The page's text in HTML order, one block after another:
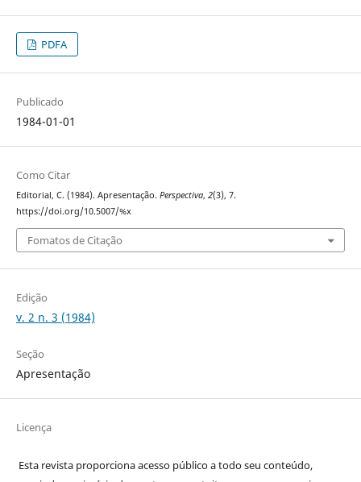
PDFA
Publicado
1984-01-01
Como Citar
Editorial, C. (1984). Apresentação. Perspectiva, 2(3), 7.
https://doi.org/10.5007/%x
Fomatos de Citação
Edição
v. 2 n. 3 (1984)
Seção
Apresentação
Licença
Esta revista proporciona acesso público a todo seu conteúdo,